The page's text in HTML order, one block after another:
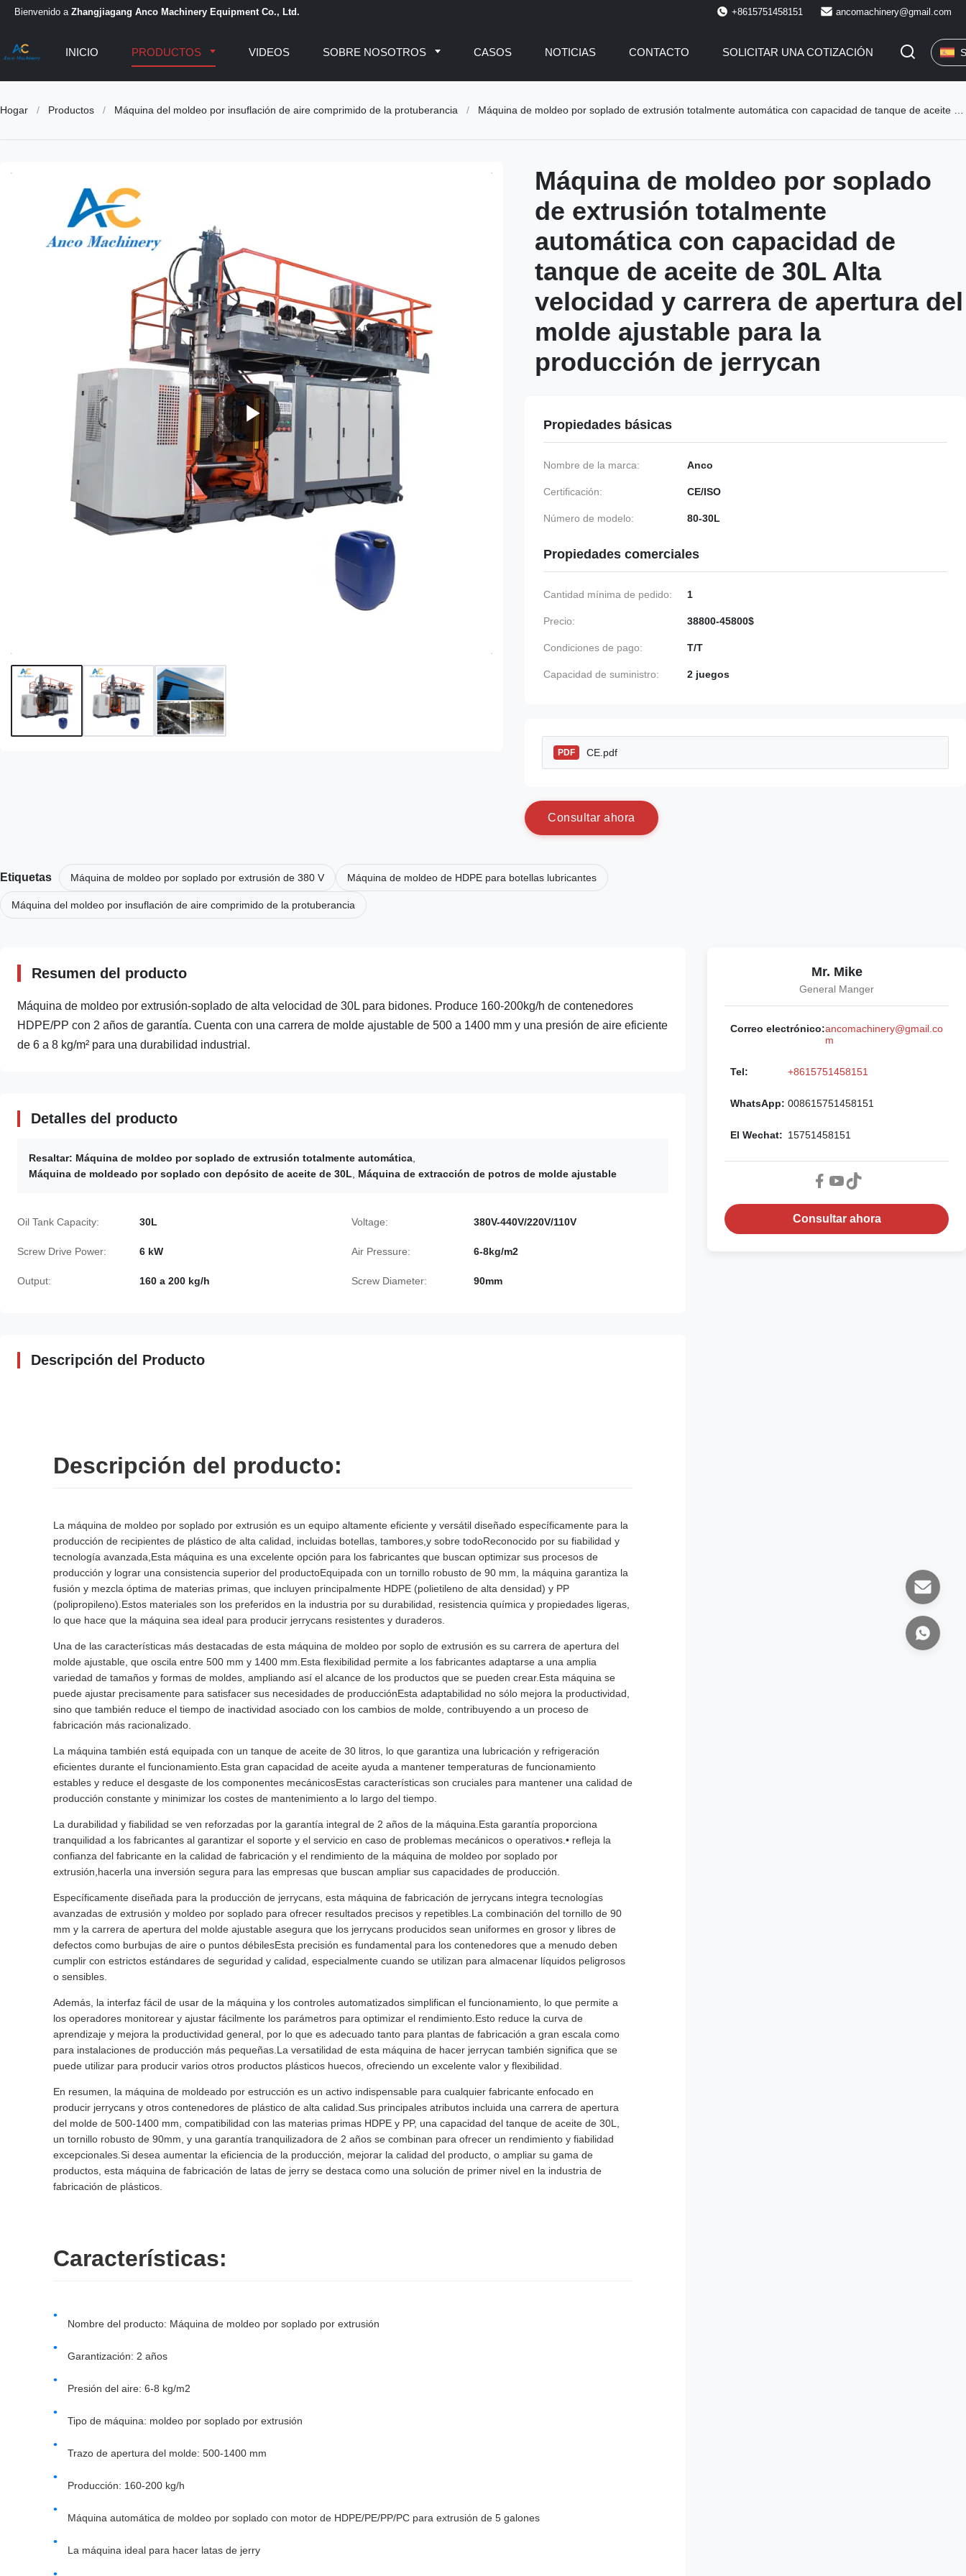
Bienvenido a Zhangjiagang Anco Machinery Equipment Co., Ltd. +8615751458151 ancomachinery@gmail.com
INICIO PRODUCTOS VIDEOS SOBRE NOSOTROS CASOS NOTICIAS CONTACTO SOLICITAR UNA COTIZACIÓN
Hogar / Productos / Máquina del moldeo por insuflación de aire comprimido de la protuberancia / Máquina de moldeo por soplado de extrusión totalmente automática con capacidad de tanque de aceite de 30L Alta velocidad y carrera de apertura del molde ajustable para la producción de jerrycan
Máquina de moldeo por soplado
de extrusión totalmente
automática con capacidad de
tanque de aceite de 30L Alta
velocidad y carrera de apertura del
molde ajustable para la
producción de jerrycan
Propiedades básicas
Nombre de la marca: Anco
Certificación: CE/ISO
Número de modelo: 80-30L
Propiedades comerciales
Cantidad mínima de pedido: 1
Precio: 38800-45800$
Condiciones de pago: T/T
Capacidad de suministro: 2 juegos
PDF CE.pdf
Consu tar a hora
Etiquetas Máquina de moldeo por soplado por extrusión de 380 V Máquina de moldeo de HDPE para botellas lubricantes
Máquina del moldeo por insuflación de aire comprimido de la protuberancia
Resumen del producto
Máquina de moldeo por extrusión-soplado de alta velocidad de 30L para bidones. Produce 160-200kg/h de contenedores
HDPE/PP con 2 años de garantía. Cuenta con una carrera de molde ajustable de 500 a 1400 mm y una presión de aire eficiente
de 6 a 8 kg/m² para una durabilidad industrial.
Detalles del producto
Resaltar: Máquina de moldeo por soplado de extrusión totalmente automática
Máquina de moldeado por soplado con depósito de aceite de 30L
Máquina de extracción de potros de molde ajustable
Oil Tank Capacity: 30L Voltage: 380V-440V/220V/110V
Screw Drive Power: 6 kW Air Pressure: 6-8kg/m2
Output: 160 a 200 kg/h Screw Diameter: 90mm
Descripción del Producto
Descripción del producto:
La máquina de moldeo por soplado por extrusión es un equipo altamente eficiente y versátil diseñado específicamente para la
producción de recipientes de plástico de alta calidad, incluidas botellas, tambores,y sobre todoReconocido por su fiabilidad y
tecnología avanzada,Esta máquina es una excelente opción para los fabricantes que buscan optimizar sus procesos de
producción y lograr una consistencia superior del productoEquipada con un tornillo robusto de 90 mm, la máquina garantiza la
fusión y mezcla óptima de materias primas, que incluyen principalmente HDPE (polietileno de alta densidad) y PP
(polipropileno).Estos materiales son los preferidos en la industria por su durabilidad, resistencia química y propiedades ligeras,
lo que hace que la máquina sea ideal para producir jerrycans resistentes y duraderos.
Una de las características más destacadas de esta máquina de moldeo por soplo de extrusión es su carrera de apertura del
molde ajustable, que oscila entre 500 mm y 1400 mm.Esta flexibilidad permite a los fabricantes adaptarse a una amplia
variedad de tamaños y formas de moldes, ampliando así el alcance de los productos que se pueden crear.Esta máquina se
puede ajustar precisamente para satisfacer sus necesidades de producciónEsta adaptabilidad no sólo mejora la productividad,
sino que también reduce el tiempo de inactividad asociado con los cambios de molde, contribuyendo a un proceso de
fabricación más racionalizado.
La máquina también está equipada con un tanque de aceite de 30 litros, lo que garantiza una lubricación y refrigeración
eficientes durante el funcionamiento.Esta gran capacidad de aceite ayuda a mantener temperaturas de funcionamiento
estables y reduce el desgaste de los componentes mecánicosEstas características son cruciales para mantener una calidad de
producción constante y minimizar los costes de mantenimiento a lo largo del tiempo.
La durabilidad y fiabilidad se ven reforzadas por la garantía integral de 2 años de la máquina.Esta garantía proporciona
tranquilidad a los fabricantes al garantizar el soporte y el servicio en caso de problemas mecánicos o operativos.• refleja la
confianza del fabricante en la calidad de fabricación y el rendimiento de la máquina de moldeo por soplado por
extrusión,hacerla una inversión segura para las empresas que buscan ampliar sus capacidades de producción.
Específicamente diseñada para la producción de jerrycans, esta máquina de fabricación de jerrycans integra tecnologías
avanzadas de extrusión y moldeo por soplado para ofrecer resultados precisos y repetibles.La combinación del tornillo de 90
mm y la carrera de apertura del molde ajustable asegura que los jerrycans producidos sean uniformes en grosor y libres de
defectos como burbujas de aire o puntos débilesEsta precisión es fundamental para los contenedores que a menudo deben
cumplir con estrictos estándares de seguridad y calidad, especialmente cuando se utilizan para almacenar líquidos peligrosos
o sensibles.
Además, la interfaz fácil de usar de la máquina y los controles automatizados simplifican el funcionamiento, lo que permite a
los operadores monitorear y ajustar fácilmente los parámetros para optimizar el rendimiento.Esto reduce la curva de
aprendizaje y mejora la productividad general, por lo que es adecuado tanto para plantas de fabricación a gran escala como
para instalaciones de producción más pequeñas.La versatilidad de esta máquina de hacer jerrycan también significa que se
puede utilizar para producir varios otros productos plásticos huecos, ofreciendo un excelente valor y flexibilidad.
En resumen, la máquina de moldeado por estrucción es un activo indispensable para cualquier fabricante enfocado en
producir jerrycans y otros contenedores de plástico de alta calidad.Sus principales atributos incluida una carrera de apertura
del molde de 500-1400 mm, compatibilidad con las materias primas HDPE y PP, una capacidad del tanque de aceite de 30L,
un tornillo robusto de 90mm, y una garantía tranquilizadora de 2 años se combinan para ofrecer un rendimiento y fiabilidad
excepcionales.Si desea aumentar la eficiencia de la producción, mejorar la calidad del producto, o ampliar su gama de
productos, esta máquina de fabricación de latas de jerry se destaca como una solución de primer nivel en la industria de
fabricación de plásticos.
Características:
Nombre del producto: Máquina de moldeo por soplado por extrusión
Garantización: 2 años
Presión del aire: 6-8 kg/m2
Tipo de máquina: moldeo por soplado por extrusión
Trazo de apertura del molde: 500-1400 mm
Producción: 160-200 kg/h
Máquina automática de moldeo por soplado con motor de HDPE/PE/PP/PC para extrusión de 5 galones
La máquina ideal para hacer latas de jerry
Mr. Mike
General Manger
Correo electrónico:ancomachinery@gmail.co
m
Tel: +8615751458151
WhatsApp: 008615751458151
El Wechat: 15751458151
Consultar ahora